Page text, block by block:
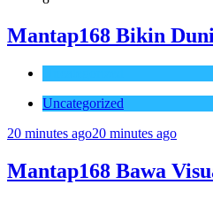
Mantap168 Bikin
Uncategorized
20 minutes ago20 minutes ago
Mantap168 Bawa